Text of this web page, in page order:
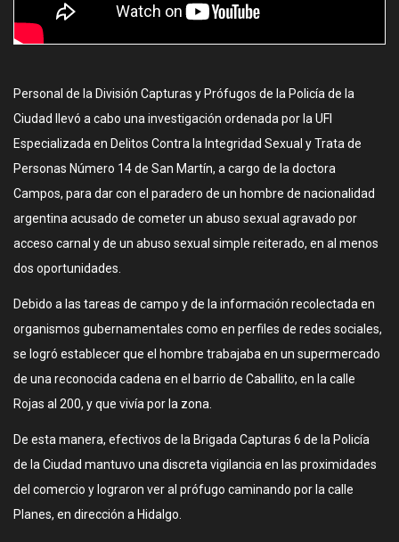
Personal de la División Capturas y Prófugos de la Policía de la
Ciudad llevó a cabo una investigación ordenada por la UFI
Especializada en Delitos Contra la Integridad Sexual y Trata de
Personas Número 14 de San Martín, a cargo de la doctora
Campos, para dar con el paradero de un hombre de nacionalidad
argentina acusado de cometer un abuso sexual agravado por
acceso carnal y de un abuso sexual simple reiterado, en al menos
dos oportunidades.
Debido a las tareas de campo y de la información recolectada en
organismos gubernamentales como en perfiles de redes sociales,
se logró establecer que el hombre trabajaba en un supermercado
de una reconocida cadena en el barrio de Caballito, en la calle
Rojas al 200, y que vivía por la zona.
De esta manera, efectivos de la Brigada Capturas 6 de la Policía
de la Ciudad mantuvo una discreta vigilancia en las proximidades
del comercio y lograron ver al prófugo caminando por la calle
Planes, en dirección a Hidalgo.